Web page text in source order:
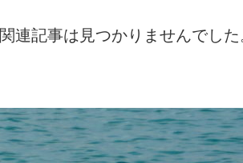
関連記事は見つかりませんでし